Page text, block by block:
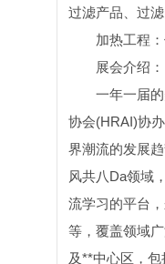
过滤产品、过
加热工程
展会介绍：
一年一届
协会(HRAI)协
界潮流的发展
风共八Da领域
流学习的平台
等，覆盖领域
及**中心区，